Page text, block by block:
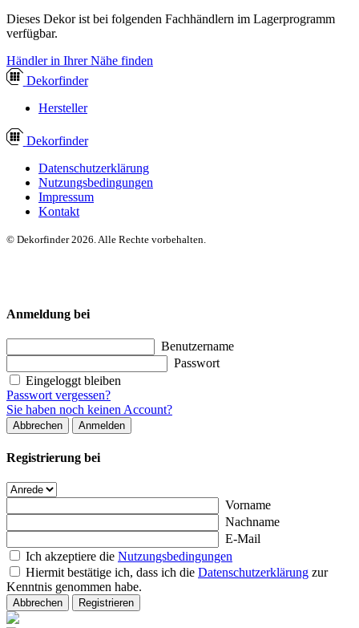
Dieses Dekor ist bei folgenden Fachhändlern im Lagerprogramm
verfügbar.
Händler in Ihrer Nähe finden
Dekorfinder
Hersteller
Dekorfinder
Datenschutzerklärung
Nutzungsbedingungen
Impressum
Kontakt
© Dekorfinder 2026. Alle Rechte vorbehalten.
Anmeldung bei
Benutzername
Passwort
Eingeloggt bleiben
Passwort vergessen?
Sie haben noch keinen Account?
Abbrechen Anmelden
Registrierung bei
Vorname
Nachname
E-Mail
Ich akzeptiere die Nutzungsbedingungen
Hiermit bestätige ich, dass ich die Datenschutzerklärung zur
Kenntnis genommen habe.
Abbrechen Registrieren